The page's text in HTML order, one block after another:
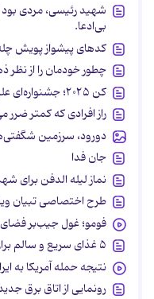
شهید رئیسی، مردی
بی‌ادعا.
کدهای پیشواز پویش
چطور خودمان را از نظر ذهنی ۳۸ برابر
کن ۲۰۲۵؛ جشنواره‌ای علیه خانواده
راز افرادی که کمتر ضرر
دورود، سرزمین
جان فدا
نماز لیله الدفن برای
طرح اختصاصی تبیان
فومو؛ غول جیب‌بر
۵ غذای سریع و سالم برای طبیعت‌گردی
نتیجه حمله آمریکا به
رونمایی از اتاق برق